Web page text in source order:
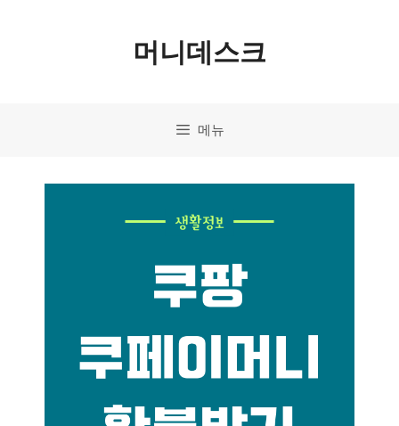
머니데스크
메뉴